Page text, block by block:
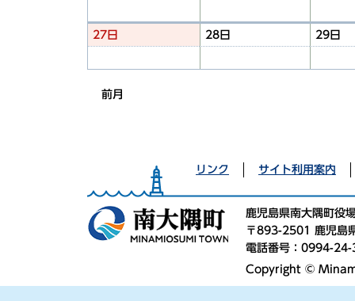
27日 28日 29日
前月
リンク サイト利用案内
鹿児島県南大隅町役
〒893-2501 鹿児島
電話番号：0994-
Copyright ©